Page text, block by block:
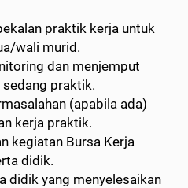
praktik kerja untuk
wali murid.
dan menjemput
praktik.
(apabila ada)
kerja praktik.
kegiatan Bursa Kerja
didik.
didik yang menyelesaikan